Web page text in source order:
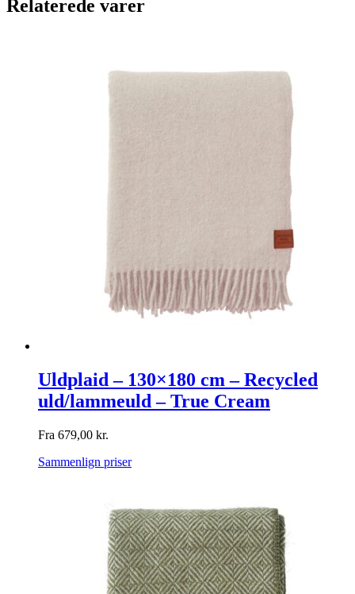
Relaterede varer
Uldplaid – 130×180 cm – Recycled
uld/lammeuld – True Cream
Fra 679,00 kr.
Sammenlign priser